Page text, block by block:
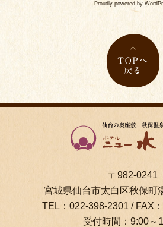
Proudly powered by
〒982-0241
宮城県仙台市太白区秋保町
TEL：022-398-2301 / FAX
受付時間：9:00～